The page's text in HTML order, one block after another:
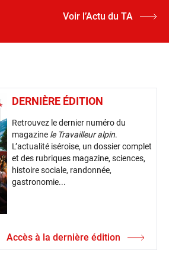
Voir l’Actu du TA
DERNIÈRE ÉDITION
Retrouvez le dernier numéro du
magazine le Travailleur alpin.
L’actualité iséroise, un dossier complet
et des rubriques magazine, sciences,
histoire sociale, randonnée,
gastronomie...
Accès à la dernière édition